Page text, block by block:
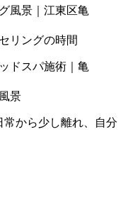
リングの時間
景
から少し離れ、自分